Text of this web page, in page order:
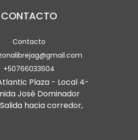
CONTACTO
Contacto
+50766033604
Plaza - Local 4-
José Dominador
hacia corredor,